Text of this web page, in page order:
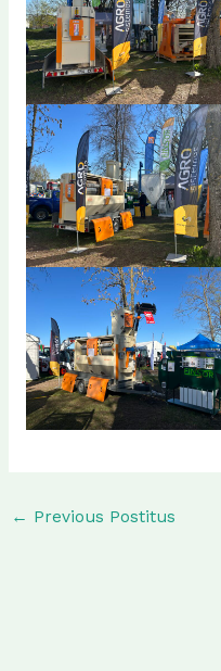
← Previous Postitus